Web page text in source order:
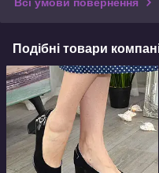
Подібні товари